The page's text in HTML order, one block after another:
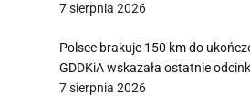
7 sierpnia 2026
Polsce brakuje 150 km do
GDDKiA wskazała ostatnie
7 sierpnia 2026